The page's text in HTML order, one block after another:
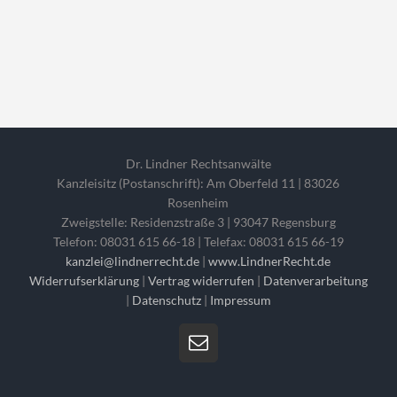
Dr. Lindner Rechtsanwälte
Kanzleisitz (Postanschrift): Am Oberfeld 11 | 83026
Rosenheim
Zweigstelle: Residenzstraße 3 | 93047 Regensburg
Telefon: 08031 615 66-18 | Telefax: 08031 615 66-19
kanzlei@lindnerrecht.de |www.LindnerRecht.de
Widerrufserklärung| Vertrag widerrufen | Datenverarbeitung
| Datenschutz| Impressum
E-